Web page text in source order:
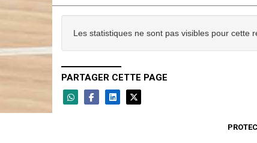
Les statistiques ne sont pas visibles pour cette
PARTAGER CETTE PAGE